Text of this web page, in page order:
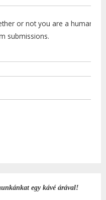
or not you are a human
submissions.
egy kávé árával!